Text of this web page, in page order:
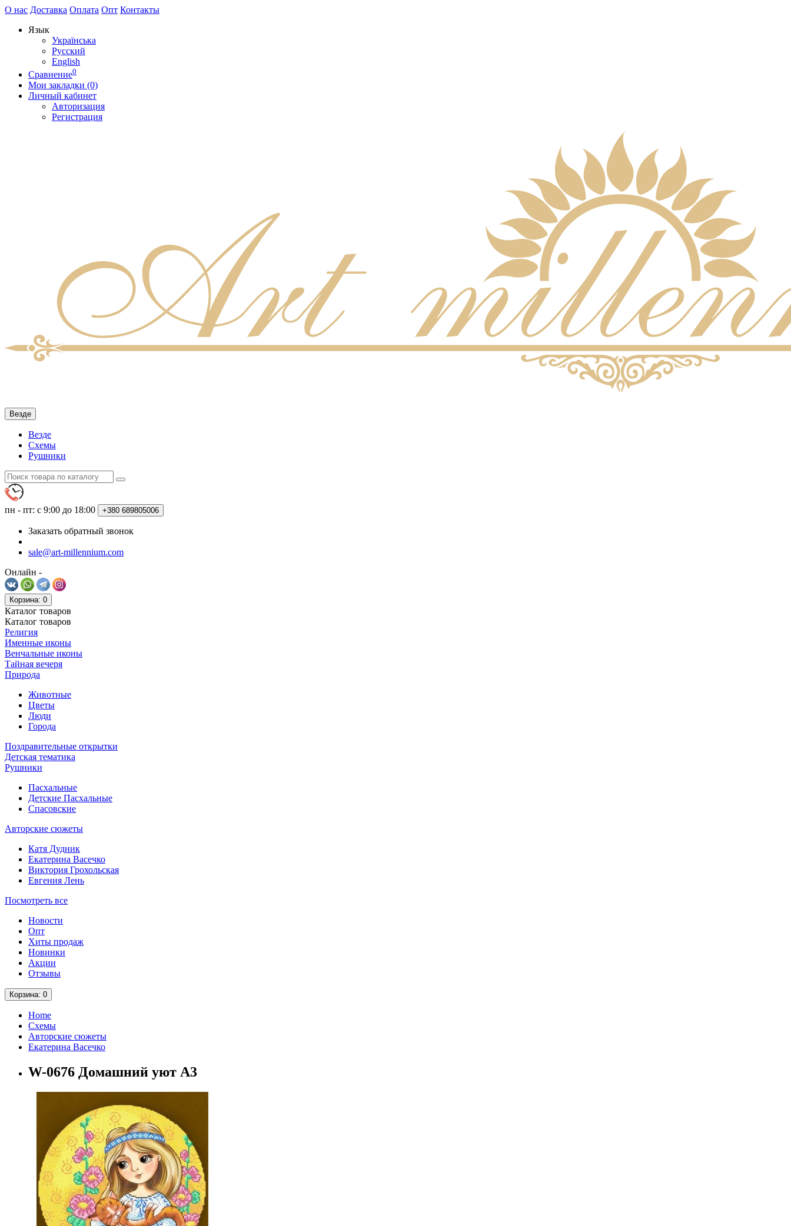
О нас Доставка Оплата Опт Контакты
Язык
Українська
Русский
English
Сравнение0
Мои закладки (0)
Личный кабинет
Авторизация
Регистрация
Везде
Везде
Схемы
Рушники
пн - пт: с 9:00 до 18:00 +380 689805006
Заказать обратный звонок
sale@art-millennium.com
Онлайн -
Корзина: 0
Каталог товаров
Каталог товаров
Религия
Именные иконы
Венчальные иконы
Тайная вечеря
Природа
Животные
Цветы
Люди
Города
Поздравительные открытки
Детская тематика
Рушники
Пасхальные
Детские Пасхальные
Спасовские
Авторские сюжеты
Катя Дудник
Екатерина Васечко
Виктория Грохольская
Евгения Лень
Посмотреть все
Новости
Опт
Хиты продаж
Новинки
Акции
Отзывы
Корзина: 0
Home
Схемы
Авторские сюжеты
Екатерина Васечко
W-0676 Домашний уют А3